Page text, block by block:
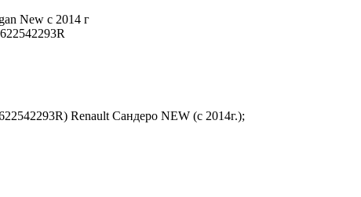
New с 2014 г
622542293R
Renault Сандеро NEW (с 2014г.);